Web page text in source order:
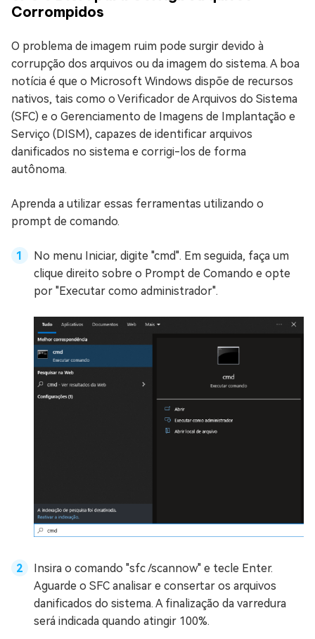
Corrompidos
O problema de imagem ruim pode surgir devido à
corrupção dos arquivos ou da imagem do sistema. A boa
notícia é que o Microsoft Windows dispõe de recursos
nativos, tais como o Verificador de Arquivos do Sistema
(SFC) e o Gerenciamento de Imagens de Implantação e
Serviço (DISM), capazes de identificar arquivos
danificados no sistema e corrigi-los de forma
autônoma.
Aprenda a utilizar essas ferramentas utilizando o
prompt de comando.
No menu Iniciar, digite "cmd". Em seguida, faça um
clique direito sobre o Prompt de Comando e opte
por "Executar como administrador".
Insira o comando "sfc /scannow" e tecle Enter.
Aguarde o SFC analisar e consertar os arquivos
danificados do sistema. A finalização da varredura
será indicada quando atingir 100%.